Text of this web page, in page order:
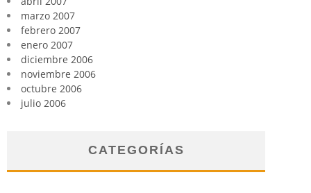
marzo 2007
febrero 2007
enero 2007
diciembre 2006
noviembre 2006
octubre 2006
julio 2006
CATEGORÍAS